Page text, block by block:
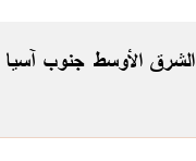
جنوب آسيا الشرق الأوسط